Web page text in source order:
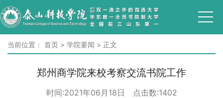
当前位置： 首页 > 学院要闻 > 正文
郑州商学院来校考察交流书院工作
时间:2021年06月18日 点击数:1402